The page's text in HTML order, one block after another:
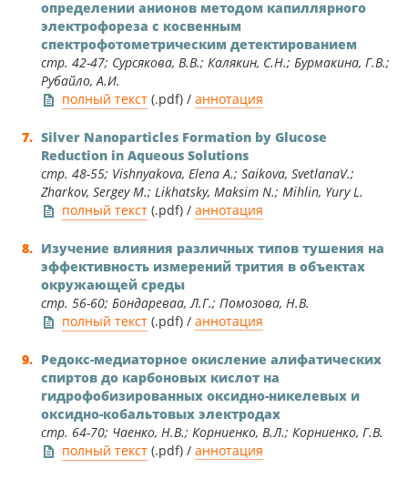
определении анионов методом капиллярного
электрофореза с косвенным
спектрофотометрическим детектированием
стр. 42-47; Сурсякова, В.В.; Калякин, С.Н.; Бурмакина, Г.В.;
Рубайло, А.И.
полный текст (.pdf) / аннотация
Silver Nanoparticles Formation by Glucose
Reduction in Aqueous Solutions
стр. 48-55; Vishnyakova, Elena A.; Saikova, SvetlanaV.;
Zharkov, Sergey M.; Likhatsky, Maksim N.; Mihlin, Yury L.
полный текст (.pdf) / аннотация
Изучение влияния различных типов тушения на
эффективность измерений трития в объектах
окружающей среды
стр. 56-60; Бондареваа, Л.Г.; Помозова, Н.В.
полный текст (.pdf) / аннотация
Редокс-медиаторное окисление алифатических
спиртов до карбоновых кислот на
гидрофобизированных оксидно-никелевых и
оксидно-кобальтовых электродах
стр. 64-70; Чаенко, Н.В.; Корниенко, В.Л.; Корниенко, Г.В.
полный текст (.pdf) / аннотация